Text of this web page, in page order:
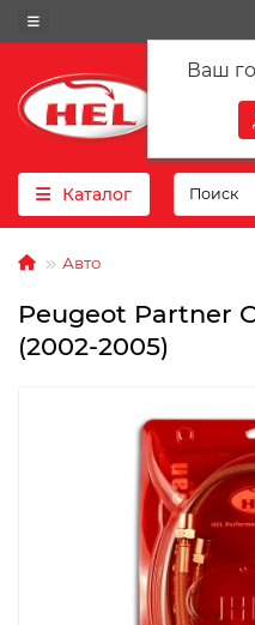
Ваш
Каталог
Авто
Peugeot Partner
(2002-2005)